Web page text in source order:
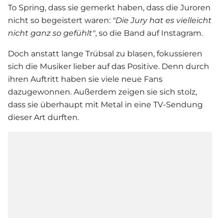
To Spring, dass sie gemerkt haben, dass die Juroren
nicht so begeistert waren: "Die Jury hat es vielleicht
nicht ganz so gefühlt", so die Band auf Instagram.
Doch anstatt lange Trübsal zu blasen, fokussieren
sich die Musiker lieber auf das Positive. Denn durch
ihren Auftritt haben sie viele neue Fans
dazugewonnen. Außerdem zeigen sie sich stolz,
dass sie überhaupt mit Metal in eine TV-Sendung
dieser Art durften.